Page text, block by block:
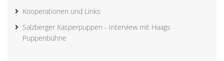
Kooperationen und Links
Salzberger Kasperpuppen - Interview mit Haags
Puppenbühne